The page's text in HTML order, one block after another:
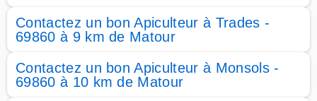
Contactez un bon Apiculteur à Trades -
69860 à 9 km de Matour
Contactez un bon Apiculteur à Monsols -
69860 à 10 km de Matour